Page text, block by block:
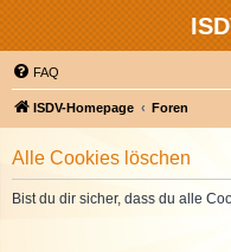
FAQ
ISDV-Homepage Foren
Alle Cookies löschen
Bist du dir sicher, dass du alle